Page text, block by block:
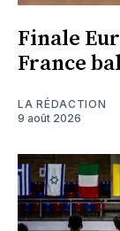
Finale
France
LA RÉDACTION
9 août 2026